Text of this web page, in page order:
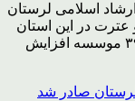
اسلامی لرستان
قرآن و عترت در این استان
صادر و تعداد موسسات قرآنی در لرستان به ۳۹ موسسه افزایش